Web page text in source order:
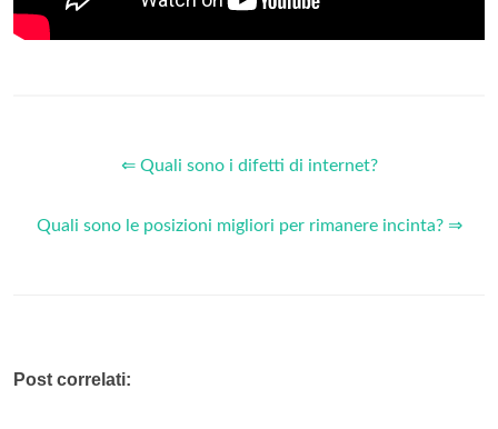
⇐ Quali sono i difetti di internet?
Quali sono le posizioni migliori per rimanere incinta? ⇒
Post correlati: